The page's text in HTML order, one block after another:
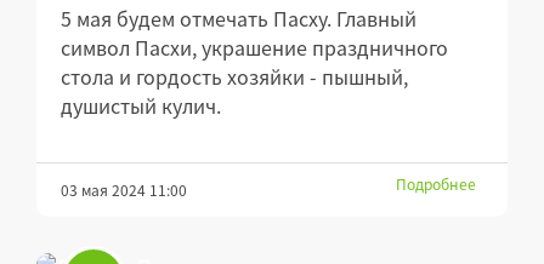
5 мая будем отмечать Пасху. Главный
символ Пасхи, украшение праздничного
стола и гордость хозяйки - пышный,
душистый кулич.
03 мая 2024 11:00 Подробнее